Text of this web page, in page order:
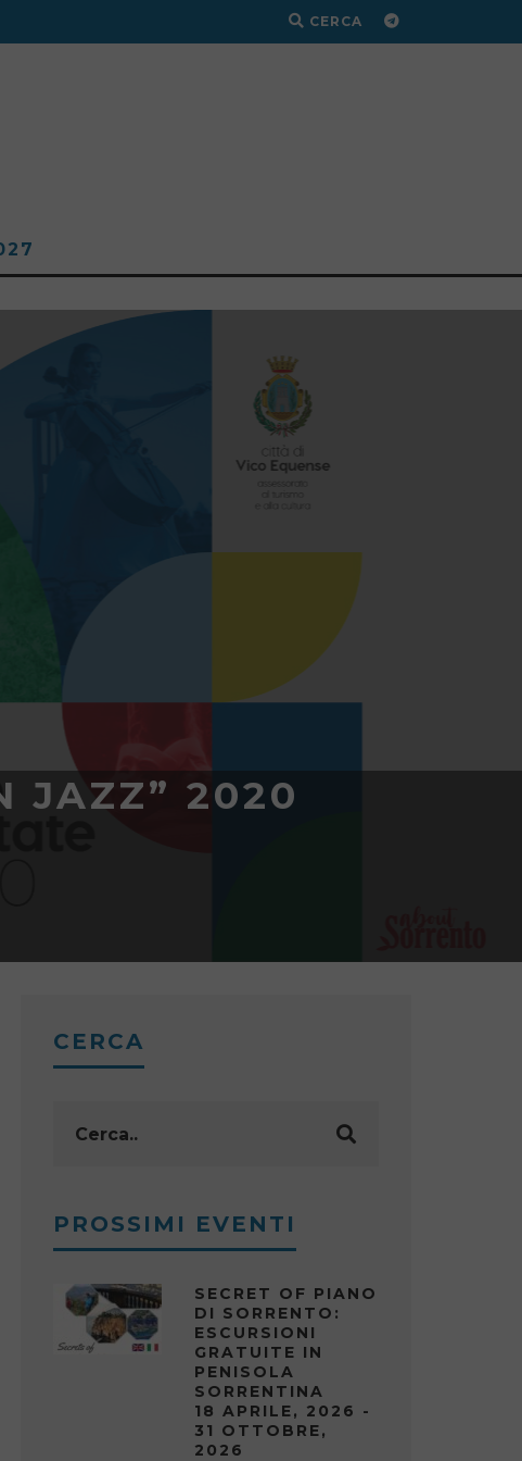
CERCA
JAZZ” 2020
CERCA
PROSSIMI EVENTI
SECRET OF PIANO
DI SORRENTO:
ESCURSIONI
GRATUITE IN
PENISOLA
SORRENTINA
18 APRILE, 2026 -
31 OTTOBRE,
2026